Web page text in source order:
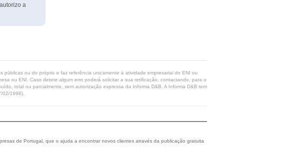
a
ou do próprio e faz referência unicamente à atividade empresarial do ENI ou
ou ENI. Caso detete algum erro poderá solicitar a sua retificação, contactando, para o
total ou parcialmente, sem autorização expressa da Informa D&B. A Informa D&B tem
02/1996).
de Portugal, que o ajuda a encontrar novos clientes através da publicação gratuita